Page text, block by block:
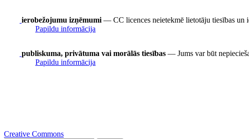
ierobežojumu izņēmumi — CC licences neietekmē lietotāju tiesības un
Papildu informācija
publiskuma, privātuma vai morālās tiesības — Jums var būt
Papildu informācija
Creative Commons